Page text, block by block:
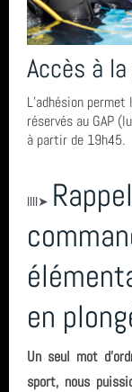
Accès à
L’adhésion
réservés au GAP
à partir de 19h45.
llll➤
en
Un seul mot
sport, nous